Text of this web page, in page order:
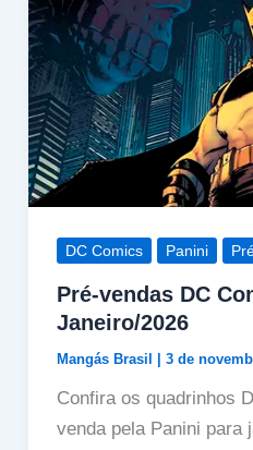
DC Comics Panini
Pré-vendas DC
Janeiro/2026
Mangás Brasil 3 de
Confira os quadrinhos
venda pela Panini para